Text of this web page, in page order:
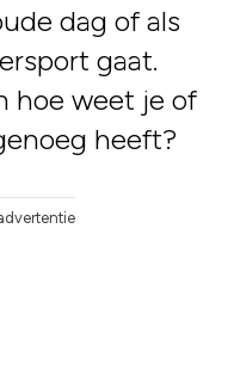
dag of als
gaat.
hoe weet je of
heeft?